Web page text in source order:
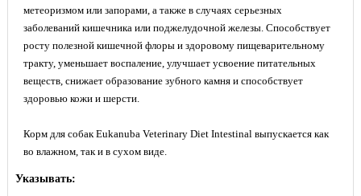
метеоризмом или запорами, а также в случаях серьезных
заболеваний кишечника или поджелудочной железы. Способствует
росту полезной кишечной флоры и здоровому пищеварительному
тракту, уменьшает воспаление, улучшает усвоение питательных
веществ, снижает образование зубного камня и способствует
здоровью кожи и шерсти.
Корм ​​для собак Eukanuba Veterinary Diet Intestinal выпускается как
во влажном, так и в сухом виде.
Указывать: